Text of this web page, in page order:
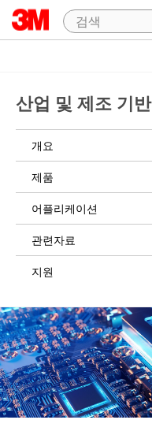
산업 및 제조 기반
개요
제품
어플리케이션
관련자료
지원